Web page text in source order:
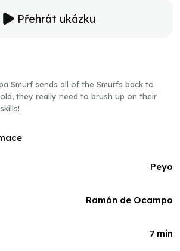
Přehrát ukázku
Smurf sends all of the Smurfs back to
they really need to brush up on their
Peyo
Ramón de Ocampo
7 min